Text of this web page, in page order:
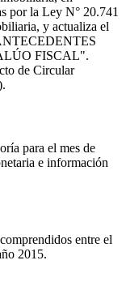
por la Ley N° 20.741
y actualiza el
FISCAL".
de Circular
para el mes de
e información
entre el
2015.